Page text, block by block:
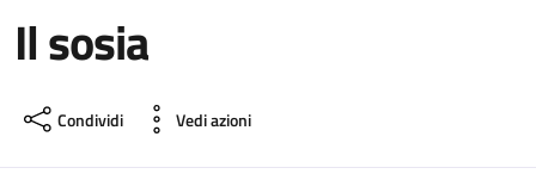
Il sosia
Condividi Vedi azioni